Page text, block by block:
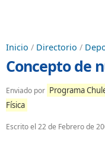
Inicio / Directorio /
Concepto de
Enviado por Programa
Física
Escrito el 22 de Febrero de